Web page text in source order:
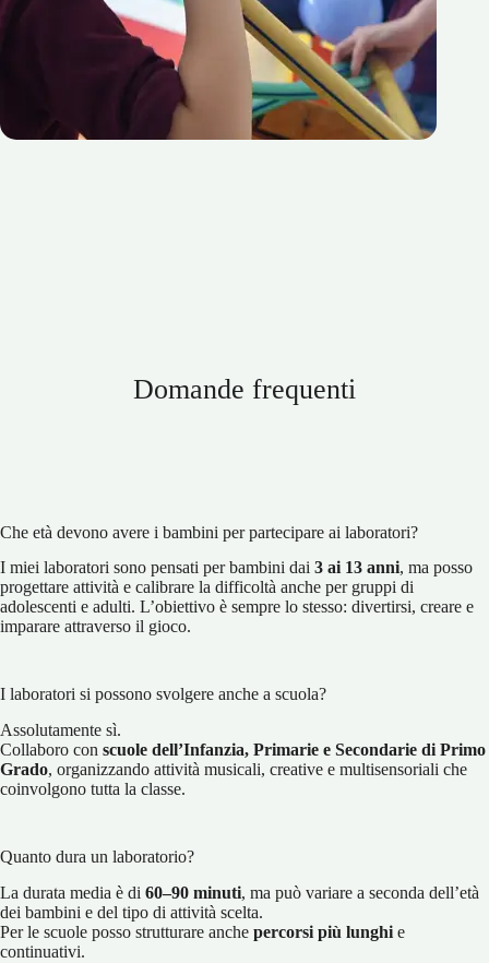
Domande frequenti
Che età devono avere i bambini per partecipare ai laboratori?
I miei laboratori sono pensati per bambini dai 3 ai 13 anni, ma posso
progettare attività e calibrare la difficoltà anche per gruppi di
adolescenti e adulti. L’obiettivo è sempre lo stesso: divertirsi, creare e
imparare attraverso il gioco.
I laboratori si possono svolgere anche a scuola?
Assolutamente sì.
Collaboro con scuole dell’Infanzia, Primarie e Secondarie di Primo
Grado, organizzando attività musicali, creative e multisensoriali che
coinvolgono tutta la classe.
Quanto dura un laboratorio?
La durata media è di 60–90 minuti, ma può variare a seconda dell’età
dei bambini e del tipo di attività scelta.
Per le scuole posso strutturare anche percorsi più lunghi e
continuativi.